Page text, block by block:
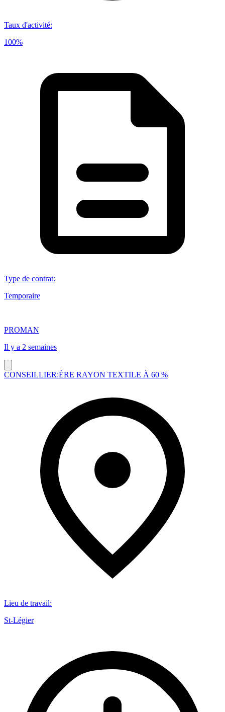
Taux d'activité:
100%
Type de contrat:
Temporaire
PROMAN
Il y a 2 semaines
CONSEILLIER:ÈRE RAYON TEXTILE À 60 %
Lieu de travail:
St-Légier